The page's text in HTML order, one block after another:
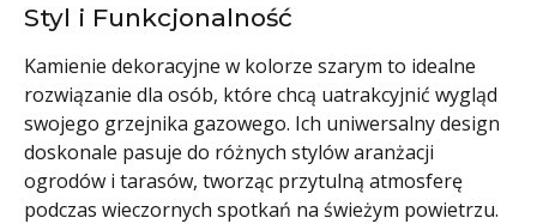
Styl i Funkcjonalność
Kamienie dekoracyjne w kolorze szarym to idealne
rozwiązanie dla osób, które chcą uatrakcyjnić wygląd
swojego grzejnika gazowego. Ich uniwersalny design
doskonale pasuje do różnych stylów aranżacji
ogrodów i tarasów, tworząc przytulną atmosferę
podczas wieczornych spotkań na świeżym powietrzu.